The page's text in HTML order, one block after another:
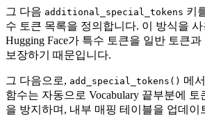
그 다음 additional_special_tokens 키
수 토큰 목록을 정의합니다. 이 방식을
Hugging Face가 특수 토큰을 일반 토큰
보장하기 때문입니다.
그 다음으로, add_special_tokens() 메
함수는 자동으로 Vocabulary 끝부분에
을 방지하며, 내부 매핑 테이블을 업데이